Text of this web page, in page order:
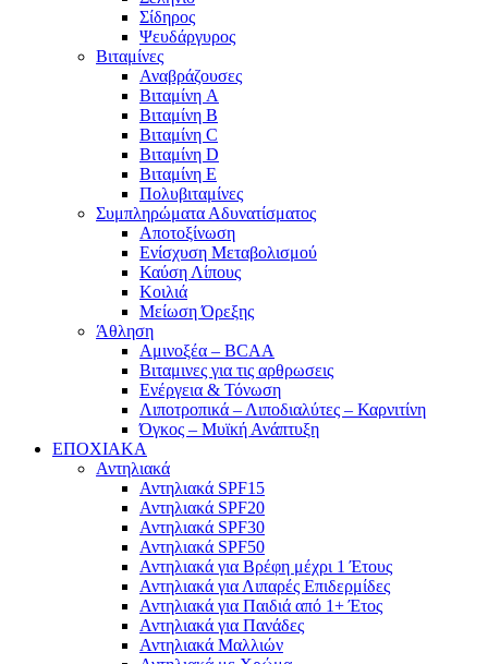
Σίδηρος
Ψευδάργυρος
Βιταμίνες
Αναβράζουσες
Βιταμίνη A
Βιταμίνη B
Βιταμίνη C
Βιταμίνη D
Βιταμίνη E
Πολυβιταμίνες
Συμπληρώματα Αδυνατίσματος
Αποτοξίνωση
Ενίσχυση Μεταβολισμού
Καύση Λίπους
Κοιλιά
Μείωση Όρεξης
Άθληση
Αμινοξέα – BCAA
Βιταμινες για τις αρθρωσεις
Ενέργεια & Τόνωση
Λιποτροπικά – Λιποδιαλύτες – Καρνιτίνη
Όγκος – Μυϊκή Ανάπτυξη
ΕΠΟΧΙΑΚΑ
Αντηλιακά
Αντηλιακά SPF15
Αντηλιακά SPF20
Αντηλιακά SPF30
Αντηλιακά SPF50
Αντηλιακά για Βρέφη μέχρι 1 Έτους
Αντηλιακά για Λιπαρές Επιδερμίδες
Αντηλιακά για Παιδιά από 1+ Έτος
Αντηλιακά για Πανάδες
Αντηλιακά Μαλλιών